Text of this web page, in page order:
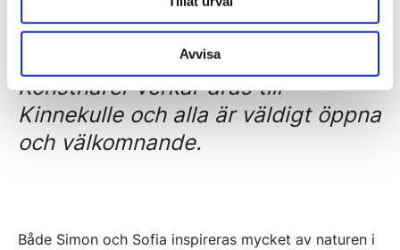
Avvisa
Konstnärer verkar dras till
Kinnekulle och alla är väldigt öppna
och välkomnande.
Både Simon och Sofia inspireras mycket av naturen i